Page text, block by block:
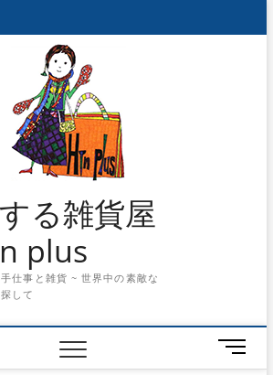
る雑貨屋
plus
仕事と雑貨 ~ 世界中の素敵な
して
メ
ニ